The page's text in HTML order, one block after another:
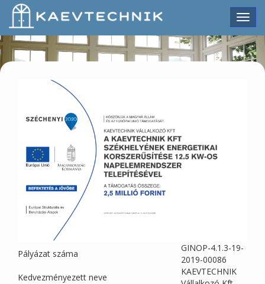
KAEV TECHNIK KFT
Pályázat száma
GINOP-4.1.3-19-
2019-00086
Kedvezményezett neve
KAEVTECHNIK